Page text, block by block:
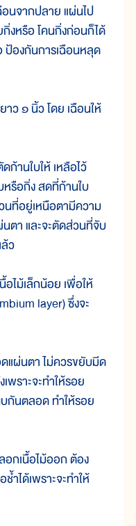
จากปลาย แผ่นไป
งหรือ โคนกิ่งก่อนก็ได้
ป้องกันการเฉือนหลุด
๑ นิ้ว โดย เฉือนให้
นใบให้ เหลือไว้
หรือกิ่ง สดที่ก้านใบ
นที่อยู่เหนือตามีความ
ตา และจะตัดส่วนที่จับ
ว
ม้เล็กน้อย เพื่อให้
layer) ซึ่งจะ
ผ่นตา ไม่ควรขยับมีด
พราะจะทำให้รอย
กันตลอด ทำให้รอย
เนื้อไม้ออก ต้อง
ำได้เพราะจะทำให้